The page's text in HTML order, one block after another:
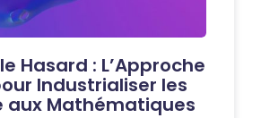
Hasard : L’Approche
Industrialiser les
aux Mathématiques